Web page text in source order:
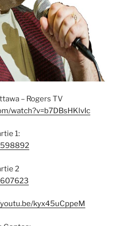
– Rogers TV
watch?v=b7DBsHKlvIc
1:
2
kyx45uCppeM